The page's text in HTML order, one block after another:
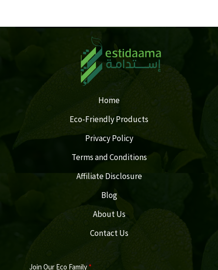
Home
Eco-Friendly Products
Privacy Policy
Terms and Conditions
Affiliate Disclosure
Blog
About Us
Contact Us
Join Our Eco Family